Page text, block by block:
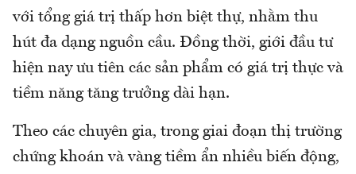
với tổng giá trị thấp hơn biệt thự, nhằm thu
hút đa dạng nguồn cầu. Đồng thời, giới đầu tư
hiện nay ưu tiên các sản phẩm có giá trị thực và
tiềm năng tăng trưởng dài hạn.
Theo các chuyên gia, trong giai đoạn thị trường
chứng khoán và vàng tiềm ẩn nhiều biến động,